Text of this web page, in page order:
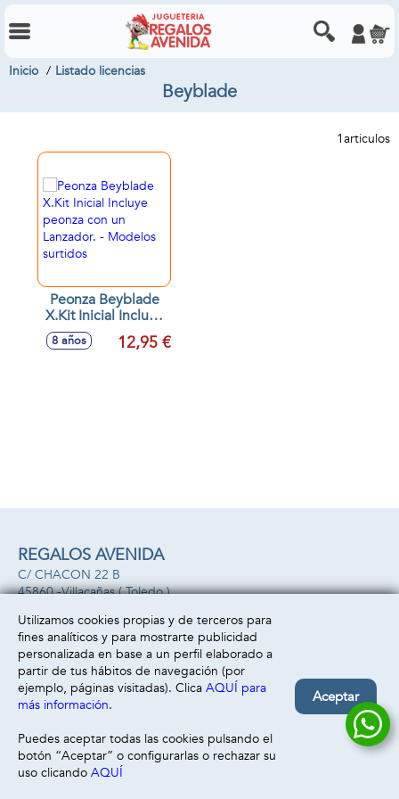
Inicio Listado licencias
Beyblade
1articulos
Peonza Beyblade
X.Kit Inicial Incluye
peonza con un
Lanzador. -
8 años 12,95 €
Filtrar
REGALOS AVENIDA
C/ CHACON 22 B
45860 -Villacañas( Toledo )
Información
Aviso legal
Política de privacidad
Política de cookies
Atención al cliente
Envío y devolución
Utilizamos cookies propias y de terceros para
fines analíticos y para mostrarte publicidad
personalizada en base a un perfil elaborado a
partir de tus hábitos de navegación (por
ejemplo, páginas visitadas). Clica AQUÍ para
más información.
Puedes aceptar todas las cookies pulsando el
botón “Aceptar” o configurarlas o rechazar su
uso clicando AQUÍ
Aceptar